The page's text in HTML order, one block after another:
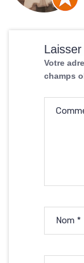
Votre
champs
Nom *